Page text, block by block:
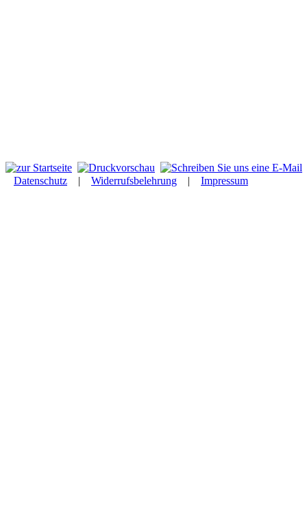
Datenschutz | Widerrufsbelehrung | Impressum